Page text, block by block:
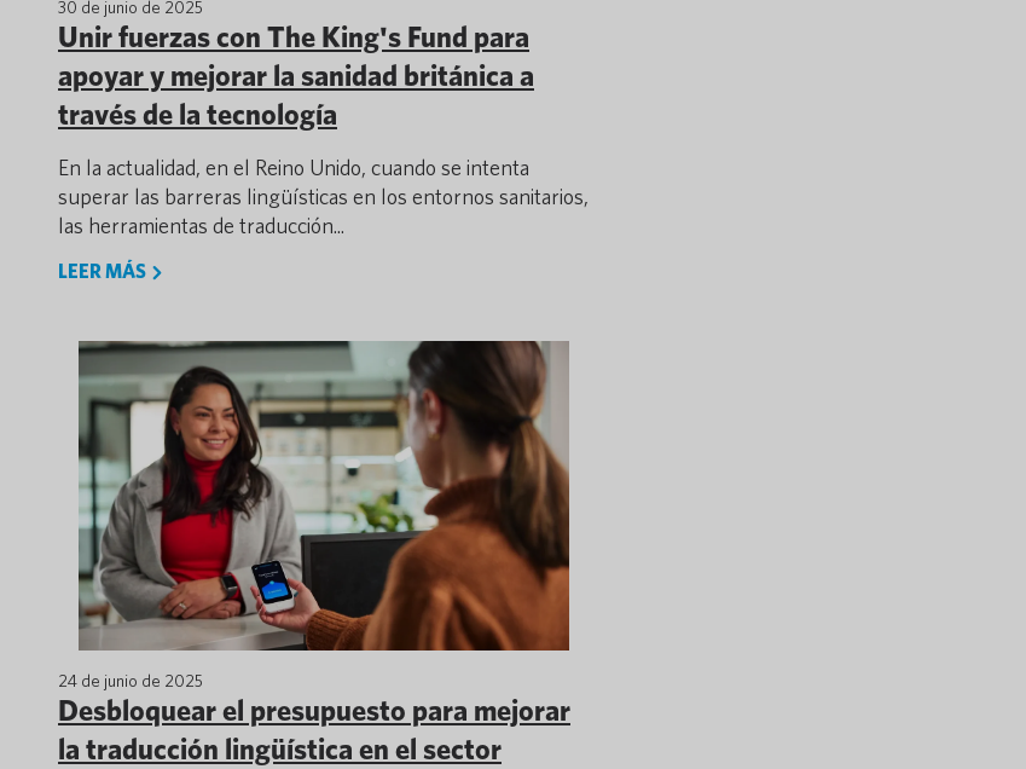
30 de junio de 2025
Unir fuerzas con The King's Fund para
apoyar y mejorar la sanidad británica a
través de la tecnología
En la actualidad, en el Reino Unido, cuando se intenta
superar las barreras lingüísticas en los entornos sanitarios,
las herramientas de traducción...
LEER MÁS
24 de junio de 2025
Desbloquear el presupuesto para mejorar
la traducción lingüística en el sector